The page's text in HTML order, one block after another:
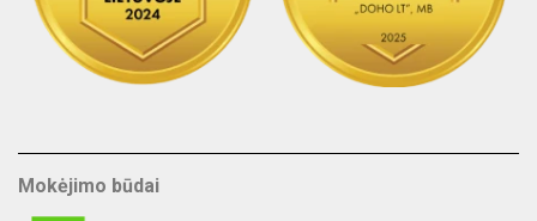
Mokėjimo būdai